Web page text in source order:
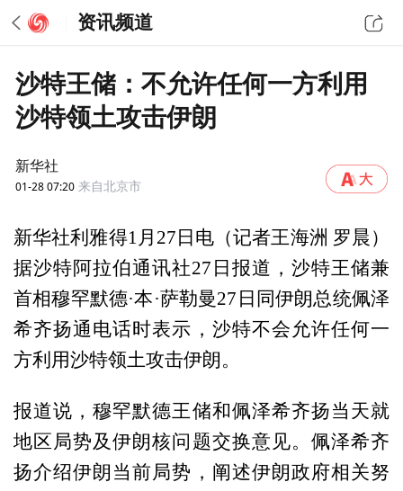
资讯频道
沙特王储：不允许任何一方利用
沙特领土攻击伊朗
新华社
01-28 07:20 来自北京市
新华社利雅得1月27日电（记者王海洲 罗晨）
据沙特阿拉伯通讯社27日报道，沙特王储兼
首相穆罕默德·本·萨勒曼27日同伊朗总统佩泽
希齐扬通电话时表示，沙特不会允许任何一
方利用沙特领土攻击伊朗。
报道说，穆罕默德王储和佩泽希齐扬当天就
地区局势及伊朗核问题交换意见。佩泽希齐
扬介绍伊朗当前局势，阐述伊朗政府相关努